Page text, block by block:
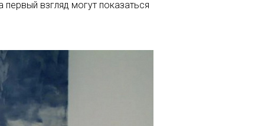
взгляд могут показаться